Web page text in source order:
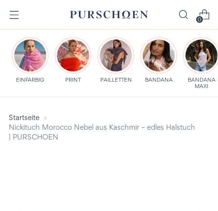
0
EINFARBIG PRINT PAILLETTEN BANDANA
BANDANA
MAXI
Startseite
Nickituch Morocco Nebel aus Kaschmir – edles Halstuch
| PURSCHOEN